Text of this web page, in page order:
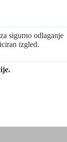
sigurno odlaganje
izgled.